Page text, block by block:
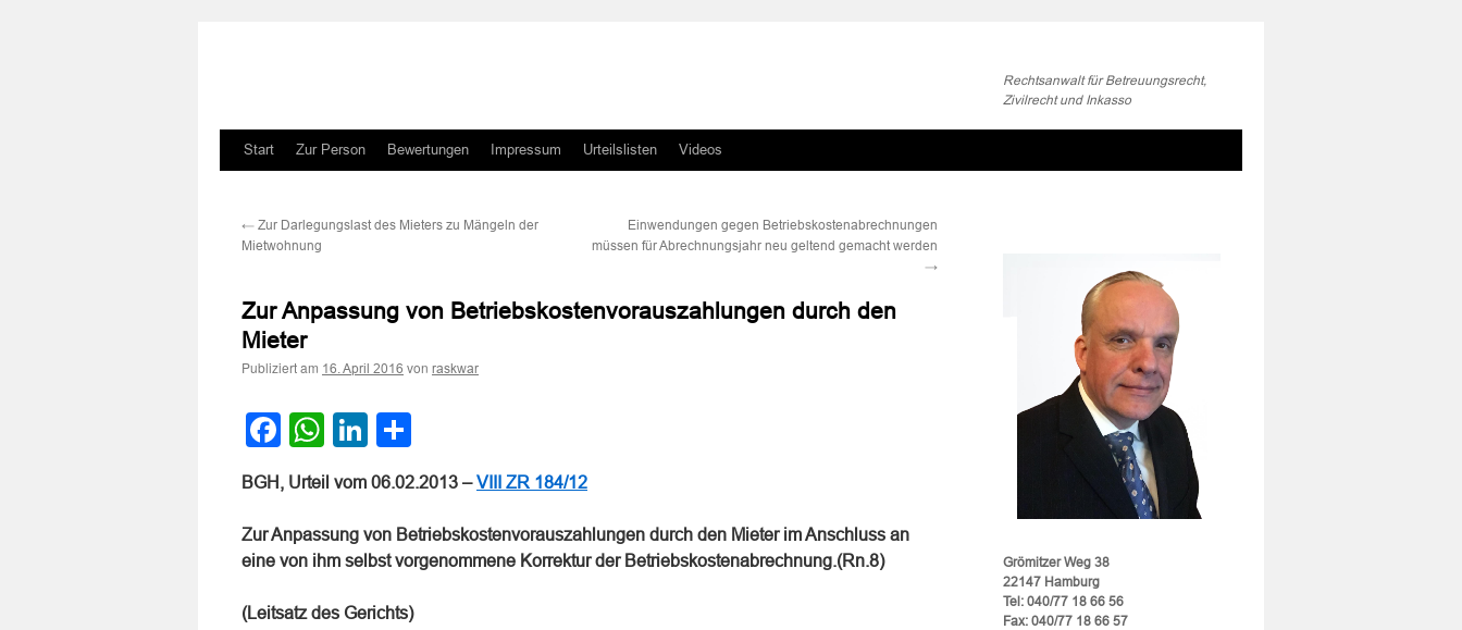
Rechtsanwalt für Betreuungsrecht,
Zivilrecht und Inkasso
Zum
springen
Start Zur Person Bewertungen Impressum Urteilslisten Videos
← Zur Darlegungslast des Mieters zu Mängeln der
Mietwohnung
Einwendungen gegen Betriebskostenabrechnungen
müssen für Abrechnungsjahr neu geltend gemacht werden
→
Zur Anpassung von Betriebskostenvorauszahlungen durch den
Mieter
Publiziert am 16. April 2016 von raskwar
Facebook
WhatsApp
LinkedIn
BGH, Urteil vom 06.02.2013 –VIII ZR 184/12
Zur Anpassung von Betriebskostenvorauszahlungen durch den Mieter im Anschluss an
eine von ihm selbst vorgenommene Korrektur der Betriebskostenabrechnung.(Rn.8)
(Leitsatz des Gerichts)
Grömitzer Weg 38
22147 Hamburg
Tel: 040/77 18 66 56
Fax: 040/77 18 66 57